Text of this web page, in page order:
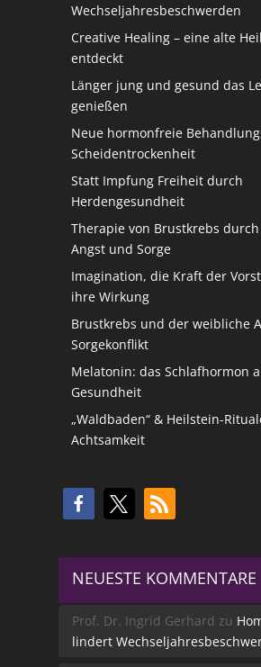
Wechseljahresbeschwerden
Creative Healing – eine alte
entdeckt
Länger jung und gesund das
genießen
Neue hormonfreie
Scheidentrockenheit
Statt Impfung Freiheit durch
Herdengesundheit
Therapie von Brustkrebs durch
Angst und Sorge
Imagination, die Kraft der
ihre Wirkung
Brustkrebs und der weibliche
Sorgekonflikt
Melatonin: das Schlafhormon
Gesundheit
„Waldbaden“ & Heilstein-
Achtsamkeit
NEUESTE KOMMENTARE
Prof. Dr. Ingrid Gerhard zu
lindert